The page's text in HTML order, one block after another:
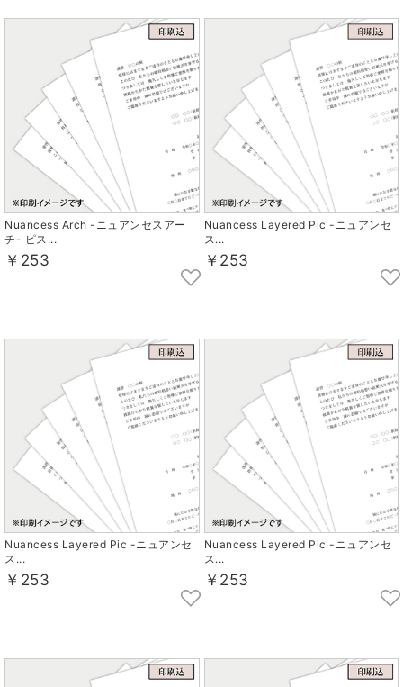
Nuancess Arch -ニュアンセスアー
チ- ピス...
￥253
Nuancess Layered Pic -ニュアンセ
ス...
￥253
Nuancess Layered Pic -ニュアンセ
ス...
￥253
Nuancess Layered Pic -ニュアンセ
ス...
￥253